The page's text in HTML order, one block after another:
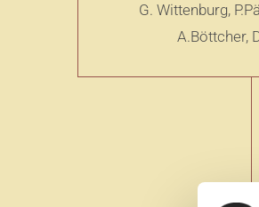
G. Wittenburg,
A.Böttcher,